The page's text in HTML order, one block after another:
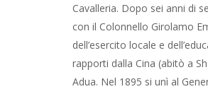
Cavalleria. Dopo sei anni di
con il Colonnello Girolamo
dell’esercito locale e
rapporti dalla Cina (abitò a
Adua. Nel 1895 si unì al